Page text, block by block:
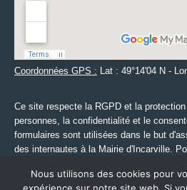
Coordonnées GPS : Lat : 49°14'04 N -
Ce site respecte la RGPD et la
personnes, la confidentialité et le
formulaires sont utilisées dans le but
des internautes à la Mairie d'Incarville.
Nous utilisons des cookies pour